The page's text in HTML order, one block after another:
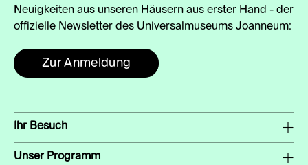
Neuigkeiten aus unseren Häusern aus erster Hand - der
offizielle Newsletter des Universalmuseums Joanneum:
Zur Anmeldung
Ihr Besuch
Unser Programm